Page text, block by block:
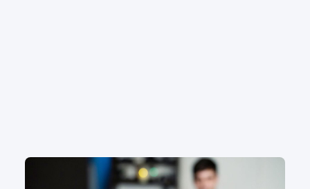
動画内製化のメリットとは？制作の手順やポイントを